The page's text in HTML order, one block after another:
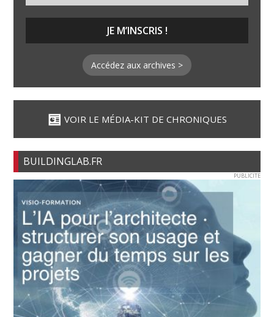
Accédez aux archives >
VOIR LE MÉDIA-KIT DE CHRONIQUES
BUILDINGLAB.FR
PUBLICITE